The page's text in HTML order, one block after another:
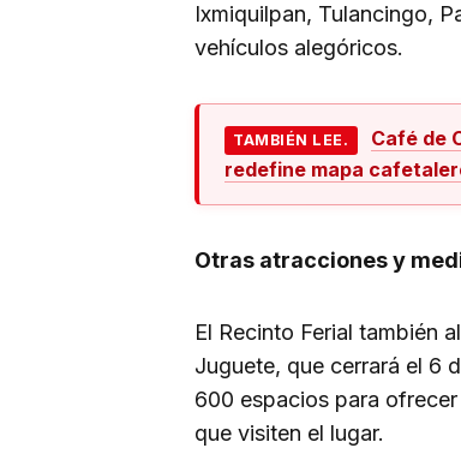
Ixmiquilpan, Tulancingo,
vehículos alegóricos.
TAMBIÉN LEE.
Café de
redefine mapa
Otras atracciones y
El Recinto Ferial también
Juguete, que cerrará el 6
600 espacios para
que visiten el lugar.